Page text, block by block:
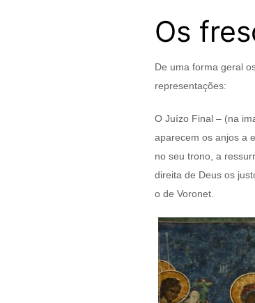
Os
De uma forma geral
representações:
O Juízo Final – (na
aparecem os anjos a
no seu trono, a
direita de Deus os
o de Voronet.